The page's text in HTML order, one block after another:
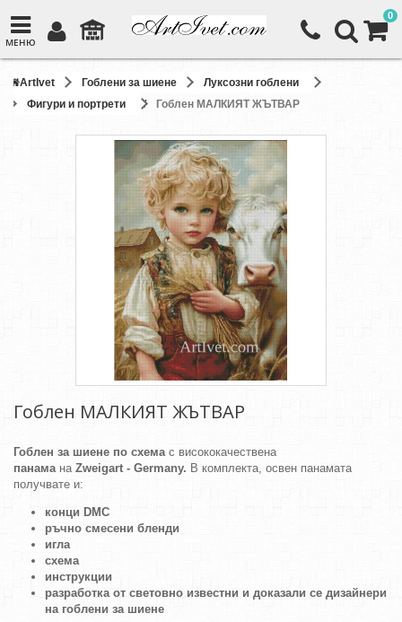
МЕНЮ
0
ArtIvet Гоблени за шиене
Луксозни гоблени
Фигури и портрети
Гоблен МАЛКИЯТ ЖЪТВАР
Гоблен МАЛКИЯТ ЖЪТВАР
Гоблен за шиене по схемас висококачествена
панамана Zweigart - Germany. В комплекта, освен панамата
получвате и:
конци DMC
ръчно смесени бленди
игла
схема
инструкции
разработка от световно известни и доказали се дизайнери
на гоблени за шиене